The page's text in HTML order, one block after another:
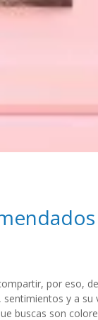
por eso,
y a
buscas son